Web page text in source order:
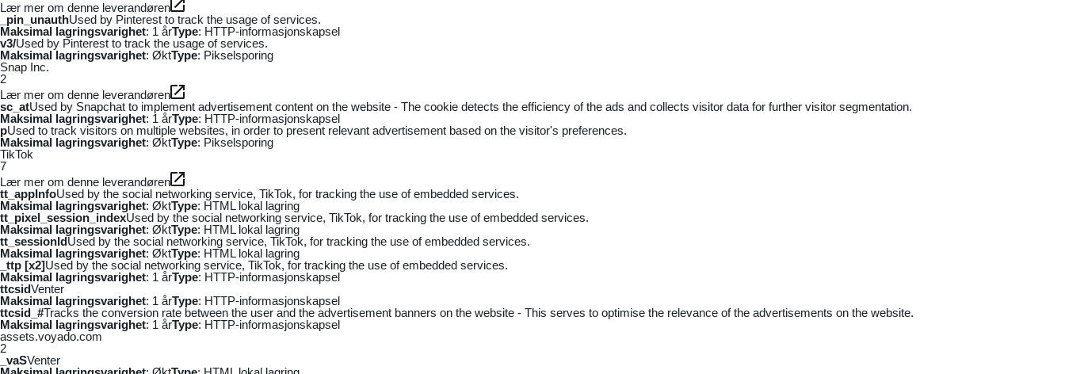
Lær mer om denne leverandøren
_pin_unauthUsed by Pinterest to track the usage of services.
Maksimal lagringsvarighet: 1 årType: HTTP-informasjonskapsel
v3/Used by Pinterest to track the usage of services.
Maksimal lagringsvarighet: ØktType: Pikselsporing
Snap Inc.
2
Lær mer om denne leverandøren
sc_atUsed by Snapchat to implement advertisement content on the website - The cookie detects the efficiency of the ads and collects visitor data for further visitor segmentation.
Maksimal lagringsvarighet: 1 årType: HTTP-informasjonskapsel
pUsed to track visitors on multiple websites, in order to present relevant advertisement based on the visitor's preferences.
Maksimal lagringsvarighet: ØktType: Pikselsporing
TikTok
7
Lær mer om denne leverandøren
tt_appInfoUsed by the social networking service, TikTok, for tracking the use of embedded services.
Maksimal lagringsvarighet: ØktType: HTML lokal lagring
tt_pixel_session_indexUsed by the social networking service, TikTok, for tracking the use of embedded services.
Maksimal lagringsvarighet: ØktType: HTML lokal lagring
tt_sessionIdUsed by the social networking service, TikTok, for tracking the use of embedded services.
Maksimal lagringsvarighet: ØktType: HTML lokal lagring
_ttp [x2]Used by the social networking service, TikTok, for tracking the use of embedded services.
Maksimal lagringsvarighet: 1 årType: HTTP-informasjonskapsel
ttcsidVenter
Maksimal lagringsvarighet: 1 årType: HTTP-informasjonskapsel
ttcsid_#Tracks the conversion rate between the user and the advertisement banners on the website - This serves to optimise the relevance of the advertisements on the website.
Maksimal lagringsvarighet: 1 årType: HTTP-informasjonskapsel
assets.voyado.com
2
_vaSVenter